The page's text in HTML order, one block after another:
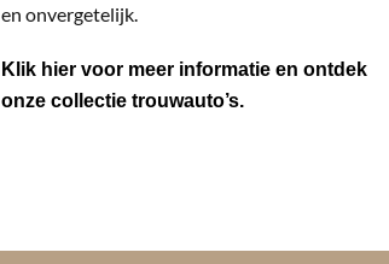
en onvergetelijk.
Klik hier voor meer informatie en ontdek
onze collectie trouwauto’s.